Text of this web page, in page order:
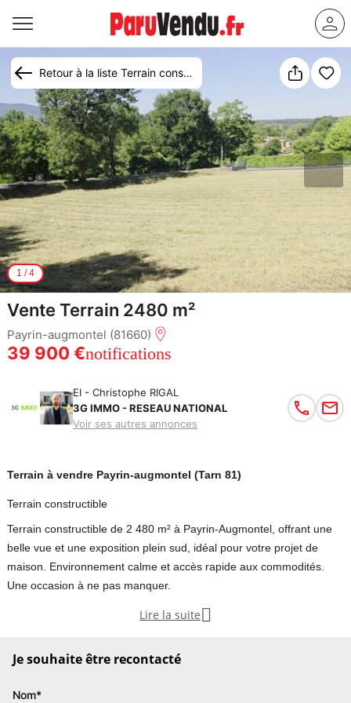
Retour à la liste Terrain constructible à vendre Payrin-Augmontel
1 /4
Vente Terrain 2480 m²
Payrin-augmontel (81660)
39 900 €notifications
EI - Christophe RIGAL
3G IMMO - RESEAU NATIONAL
Voir ses autres annonces
Terrain à vendre Payrin-augmontel (Tarn 81)
Terrain constructible
Terrain constructible de 2 480 m² à Payrin-Augmontel, offrant une
belle vue et une exposition plein sud, idéal pour votre projet de
maison. Environnement calme et accès rapide aux commodités.
Une occasion à ne pas manquer.
terrain constructible de 2 480 m² offrant une belle vue dégagée et
Lire la suite
Je souhaite être recontacté
Nom*